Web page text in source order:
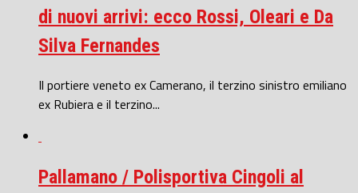
di nuovi arrivi: ecco Rossi, Oleari e Da
Silva Fernandes
Il portiere veneto ex Camerano, il terzino sinistro emiliano
ex Rubiera e il terzino...
Pallamano / Polisportiva Cingoli al